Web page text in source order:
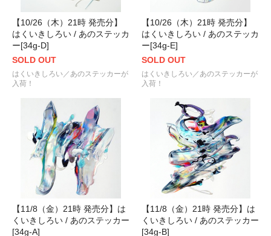
【10/26（木）21時 発売分】
はくいきしろい / あのステッカ
ー[34g-D]
SOLD OUT
はくいきしろい／あのステッカーが
入荷！
【10/26（木）21時 発売分】
はくいきしろい / あのステッカ
ー[34g-E]
SOLD OUT
はくいきしろい／あのステッカーが
入荷！
【11/8（金）21時 発売分】は
くいきしろい / あのステッカー
[34g-A]
【11/8（金）21時 発売分】は
くいきしろい / あのステッカー
[34g-B]